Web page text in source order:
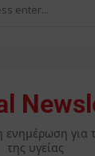
ενημέρωση για
της υγείας